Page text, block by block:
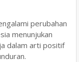
perubahan
menunjukan
dalam arti positif